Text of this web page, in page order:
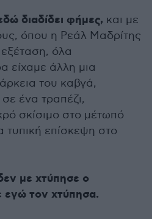
διαδίδει φήμες, και με
όπου η Ρεάλ Μαδρίτης
όλα
είχαμε άλλη μια
του καβγά,
ένα τραπέζι,
σκίσιμο στο μέτωπό
τυπική επίσκεψη στο
με χτύπησε ο
εγώ τον χτύπησα.